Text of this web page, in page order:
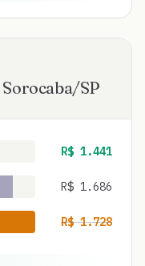
Sorocaba/SP
R$ 1.441
R$ 1.686
R$1.728